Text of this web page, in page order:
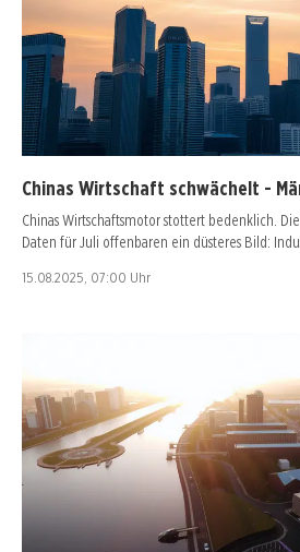
Chinas Wirtschaft schwächelt -
Chinas Wirtschaftsmotor stottert bedenklich.
Daten für Juli offenbaren ein düsteres Bild:
15.08.2025, 07:00 Uhr